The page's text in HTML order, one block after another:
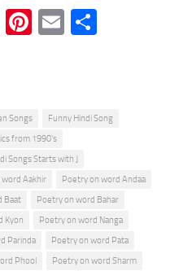
Tumblr
Pinterest
Email
Songs
Funny Hindi Song
from 1990's
Songs Starts with J
Aakhir
Poetry on word Andaa
Baat
Poetry on word Bahar
Kyon
Poetry on word Nanga
Parinda
Poetry on word Pata
Phool
Poetry on word Sharm